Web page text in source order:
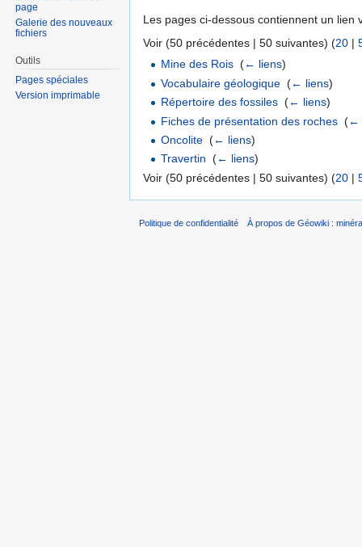
Les pages ci-dessous contiennent un lien
Voir (50 précédentes | 50 suivantes) (20 |
Mine des Rois ‎(← liens)
Vocabulaire géologique ‎(← liens)
Répertoire des fossiles ‎(← liens)
Fiches de présentation des roches ‎(←
Oncolite ‎(← liens)
Travertin ‎(← liens)
Voir (50 précédentes | 50 suivantes) (20 |
page
Galerie des nouveaux
fichiers
Outils
Pages spéciales
Version imprimable
Politique de confidentialité À propos de Géowiki :